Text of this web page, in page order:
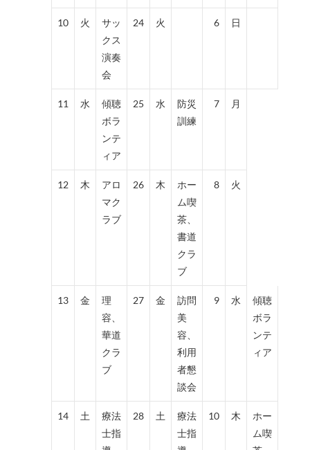
10 火
サッ
クス
演奏
会
24 火 6 日
11 水
傾聴
ボラ
ンテ
ィア
25 水
防災
訓練
7 月
12 木
アロ
マク
ラブ
26 木
ホー
ム喫
茶、
書道
クラ
ブ
8 火
13 金
理
容、
華道
クラ
ブ
27 金
訪問
美
容、
利用
者懇
談会
9 水
傾聴
ボラ
ンテ
ィア
14 土
療法
士指
28 土
療法
士指
10 木
ホー
ム喫